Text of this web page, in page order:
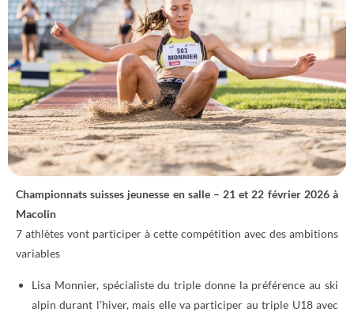
Championnats suisses jeunesse en salle – 21 et 22 février 2026 à
Macolin
7 athlètes vont participer à cette compétition avec des ambitions
variables
Lisa Monnier, spécialiste du triple donne la préférence au ski
alpin durant l’hiver, mais elle va participer au triple U18 avec